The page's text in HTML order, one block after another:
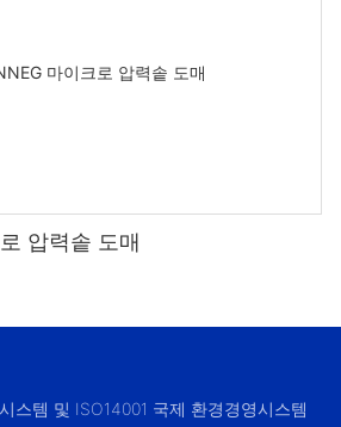
압력솥 도매
스템 및 ISO14001 국제 환경경영시스템